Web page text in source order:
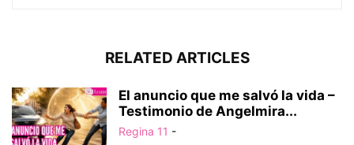
RELATED ARTICLES
El anuncio que me salvó la vida –
Testimonio de Angelmira...
Regina 11 -